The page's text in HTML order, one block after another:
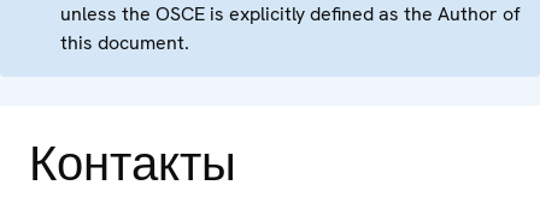
unless the OSCE is explicitly defined as the Author of
this document.
Контакты